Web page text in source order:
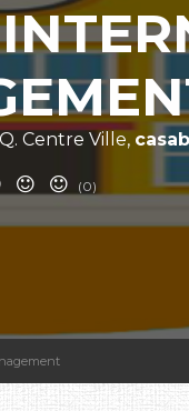
Centre Ville,
(0)